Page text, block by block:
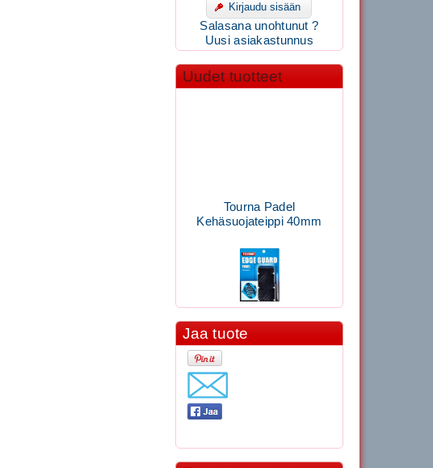
Kirjaudu sisään
Salasana unohtunut ?
Uusi asiakastunnus
Uudet tuotteet
Kehäsuojateippi 40mm
Laadukas Tournan keh...
Jaa tuote